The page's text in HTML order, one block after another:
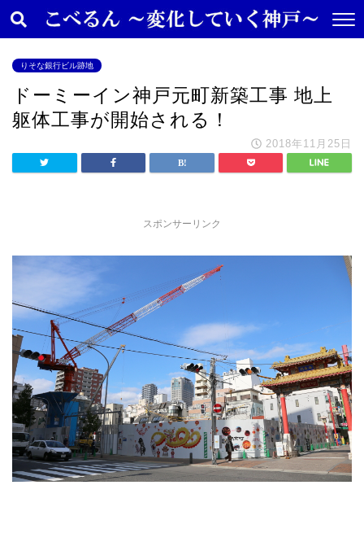
りそな銀行ビル跡地
ドーミーイン神戸元町新築工事 地上
躯体工事が開始される！
2018年11月25日
スポンサーリンク